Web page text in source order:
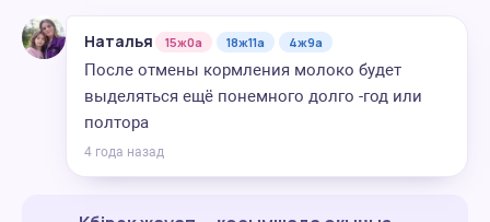
Наталья 15ж0а 18ж11а 4ж9а
После отмены кормления молоко будет
выделяться ещё понемного долго -год или
полтора
4 года назад